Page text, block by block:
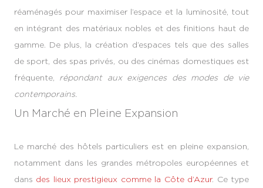
réaménagés pour maximiser l’espace et la luminosité, tout
en intégrant des matériaux nobles et des finitions haut de
gamme. De plus, la création d’espaces tels que des salles
de sport, des spas privés, ou des cinémas domestiques est
fréquente,
répondant aux exigences des modes de vie
contemporains.
Un Marché en Pleine Expansion
Le marché des hôtels particuliers est en pleine expansion,
notamment dans les grandes métropoles européennes et
dans des lieux prestigieux comme la Côte d’Azur. Ce type